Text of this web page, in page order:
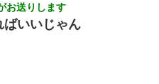
手取り１４万 → 俺「２２万も
い」義父「クビ！（激怒」嫁
お送りします
ばいいじゃん